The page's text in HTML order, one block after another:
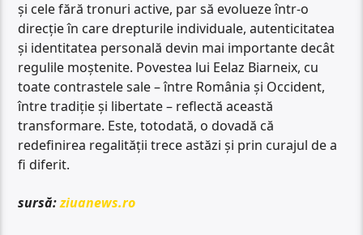
și cele fără tronuri active, par să evolueze într-o
direcție în care drepturile individuale, autenticitatea
și identitatea personală devin mai importante decât
regulile moștenite. Povestea lui Eelaz Biarneix, cu
toate contrastele sale – între România și Occident,
între tradiție și libertate – reflectă această
transformare. Este, totodată, o dovadă că
redefinirea regalității trece astăzi și prin curajul de a
fi diferit.
sursă:ziuanews.ro